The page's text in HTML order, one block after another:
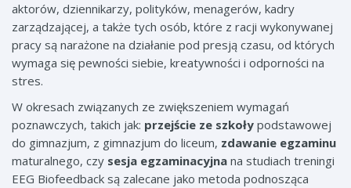
aktorów, dziennikarzy, polityków, menagerów, kadry
zarządzającej, a także tych osób, które z racji wykonywanej
pracy są narażone na działanie pod presją czasu, od których
wymaga się pewności siebie, kreatywności i odporności na
stres.
W okresach związanych ze zwiększeniem wymagań
poznawczych, takich jak: przejście ze szkoły podstawowej
do gimnazjum, z gimnazjum do liceum, zdawanie egzaminu
maturalnego, czy sesja egzaminacyjna na studiach treningi
EEG Biofeedback są zalecane jako metoda podnosząca